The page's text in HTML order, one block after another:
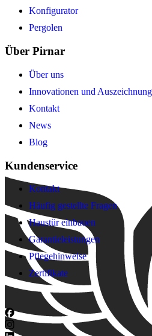
Konfigurator
Pergolen
Über Pirnar
Über uns
Innovationen und
Kontakt
News
Blog
Kundenservice
Kontakt
Häufig gestellte Fragen
Haustür einbauen
Garantieleistungen
Pflegehinweise
Zertifikate